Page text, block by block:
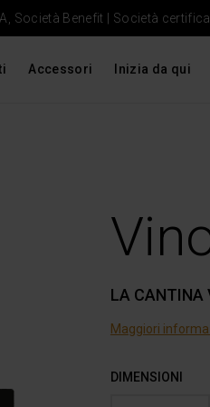
Società Benefit | Società
Accessori Inizia da qui
LA CANTINA
Maggiori
DIMENSIONI